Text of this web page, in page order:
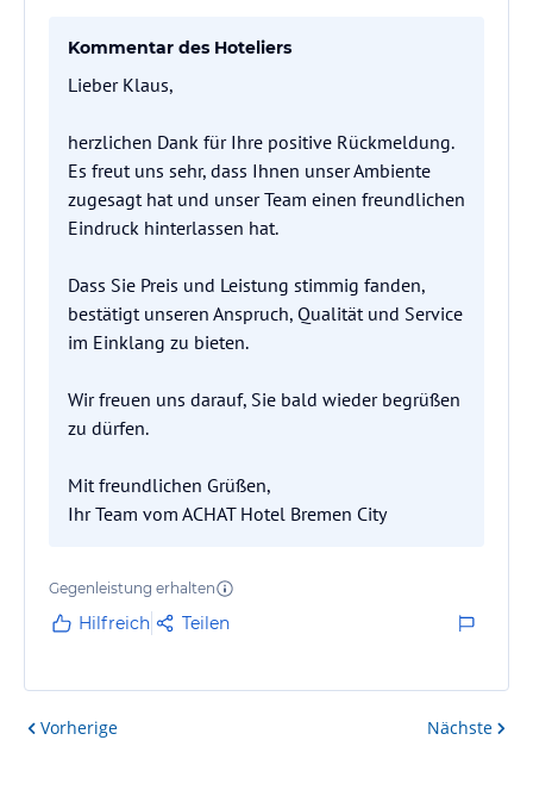
Kommentar des Hoteliers
Lieber Klaus,
herzlichen Dank für Ihre positive Rückmeldung.
Es freut uns sehr, dass Ihnen unser Ambiente
zugesagt hat und unser Team einen freundlichen
Eindruck hinterlassen hat.
Dass Sie Preis und Leistung stimmig fanden,
bestätigt unseren Anspruch, Qualität und Service
im Einklang zu bieten.
Wir freuen uns darauf, Sie bald wieder begrüßen
zu dürfen.
Mit freundlichen Grüßen,
Ihr Team vom ACHAT Hotel Bremen City
Gegenleistung erhalten
Hilfreich Teilen
Vorherige Nächste